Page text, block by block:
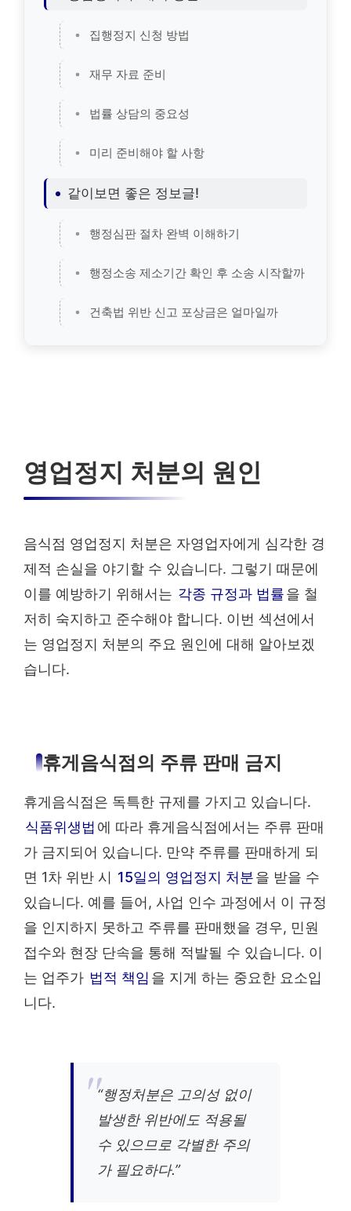
집행정지 신청 방법
재무 자료 준비
법률 상담의 중요성
미리 준비해야 할 사항
같이보면 좋은 정보글!
행정심판 절차 완벽 이해하기
행정소송 제소기간 확인 후 소송 시작할까
건축법 위반 신고 포상금은 얼마일까
영업정지 처분의 원인
음식점 영업정지 처분은 자영업자에게 심각한 경
제적 손실을 야기할 수 있습니다. 그렇기 때문에
이를 예방하기 위해서는 각종 규정과 법률을 철
저히 숙지하고 준수해야 합니다. 이번 섹션에서
는 영업정지 처분의 주요 원인에 대해 알아보겠
습니다.
휴게음식점의 주류 판매 금지
휴게음식점은 독특한 규제를 가지고 있습니다.
식품위생법 에 따라 휴게음식점에서는 주류 판매
가 금지되어 있습니다. 만약 주류를 판매하게 되
면 1차 위반 시 15일의 영업정지 처분을 받을 수
있습니다. 예를 들어, 사업 인수 과정에서 이 규정
을 인지하지 못하고 주류를 판매했을 경우, 민원
접수와 현장 단속을 통해 적발될 수 있습니다. 이
는 업주가 법적 책임 을 지게 하는 중요한 요소입
니다.
“행정처분은 고의성 없이
발생한 위반에도 적용될
수 있으므로 각별한 주의
가 필요하다.”